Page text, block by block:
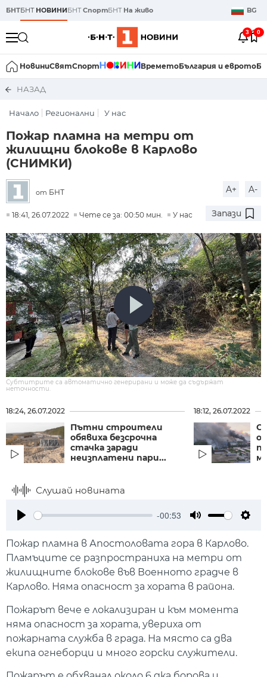
БНТБНТ НОВИНИБНТСпортБНТ На живо BG
3 0
НовиниСвятСпорт ВреметоБългария и еврото
НАЗАД
Начало Регионални У нас
Пожар пламна на метри от
жилищни блокове в Карлово
(СНИМКИ)
от БНТ A+ A-
18:41, 26.07.2022 Чете се за: 00:50 мин. У нас Запази
Субтитрите са автоматично генерирани и може да съдържат
неточности.
18:24, 26.07.2022
Пътни строители
обявиха безсрочна
стачка заради
неизплатени пари...
18:12, 26.07.2022
Слушай новината
-00:53
Пожар пламна в Апостоловата гора в Карлово.
Пламъците се разпространиха на метри от
жилищните блокове във Военното градче в
Карлово. Няма опасност за хората в района.
Пожарът вече е локализиран и към момента
няма опасност за хората, увериха от
пожарната служба в града. На място са два
екипа огнеборци и много горски служители.